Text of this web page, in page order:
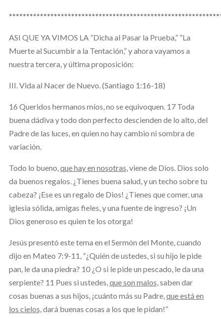
ASI QUE YA VIMOS LA “Dicha al Pasar la Prueba,” “La
Muerte al Sucumbir a la Tentación,” y ahora vayamos a
nuestra tercera, y última proposición:
III. Vida al Nacer de Nuevo. (Santiago 1:16-18)
16 Queridos hermanos míos, no se equivoquen. 17 Toda
buena dádiva y todo don perfecto descienden de lo alto, del
Padre de las luces, en quien no hay cambio ni sombra de
variación.
Todo lo bueno,que hay en nosotras,viene de Dios. Dios solo
da buenos regalos. ¿Tienes buena salud, y un techo sobre tu
cabeza? ¡Ese es un regalo de Dios! ¿Tienes que comer, una
iglesia sólida, amigas fieles, y una fuente de ingreso? ¡Un
Dios generoso es quien te los otorga!
Jesús presentó este tema en el Sermón del Monte, cuando
dijo en Mateo 7:9-11, “¿Quién de ustedes, si su hijo le pide
pan, le da una piedra? 10 ¿O si le pide un pescado, le da una
serpiente? 11 Pues si ustedes,que son malos,saben dar
cosas buenas a sus hijos, ¡cuánto más su Padre,que está en
los cielos,dará buenas cosas a los que le pidan!”